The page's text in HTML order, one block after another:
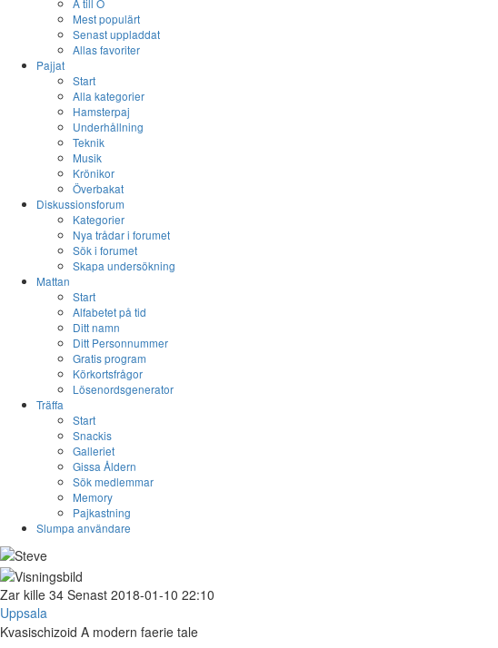
A till Ö
Mest populärt
Senast uppladdat
Allas favoriter
Pajjat
Start
Alla kategorier
Hamsterpaj
Underhållning
Teknik
Musik
Krönikor
Överbakat
Diskussionsforum
Kategorier
Nya trådar i forumet
Sök i forumet
Skapa undersökning
Mattan
Start
Alfabetet på tid
Ditt namn
Ditt Personnummer
Gratis program
Körkortsfrågor
Lösenordsgenerator
Träffa
Start
Snackis
Galleriet
Gissa Åldern
Sök medlemmar
Memory
Pajkastning
Slumpa användare
Zar kille 34 Senast 2018-01-10 22:10
Uppsala
Kvasischizoid A modern faerie tale